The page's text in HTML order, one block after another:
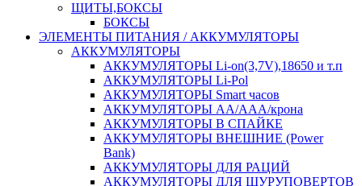
ЩИТЫ,БОКСЫ
БОКСЫ
ЭЛЕМЕНТЫ ПИТАНИЯ / АККУМУЛЯТОРЫ
АККУМУЛЯТОРЫ
АККУМУЛЯТОРЫ Li-on(3,7V),18650 и т.п
АККУМУЛЯТОРЫ Li-Pol
АККУМУЛЯТОРЫ Smart часов
АККУМУЛЯТОРЫ АА/ААА/крона
АККУМУЛЯТОРЫ В СПАЙКЕ
АККУМУЛЯТОРЫ ВНЕШНИЕ (Power
Bank)
АККУМУЛЯТОРЫ ДЛЯ РАЦИЙ
АККУМУЛЯТОРЫ ДЛЯ ШУРУПОВЕРТОВ